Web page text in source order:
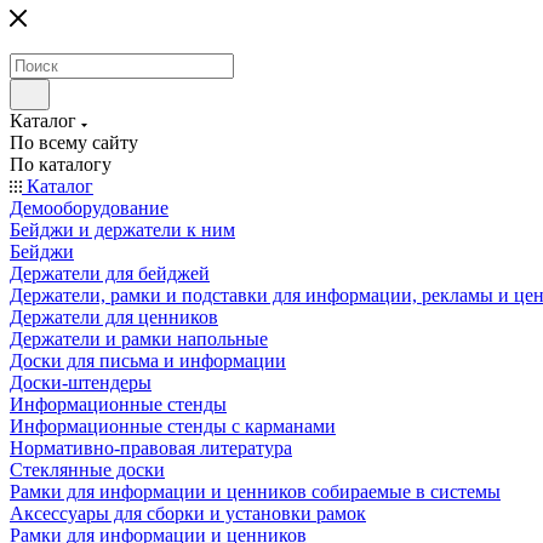
Каталог
По всему сайту
По каталогу
Каталог
Демооборудование
Бейджи и держатели к ним
Бейджи
Держатели для бейджей
Держатели, рамки и подставки для информации, рекламы и
Держатели для ценников
Держатели и рамки напольные
Доски для письма и информации
Доски-штендеры
Информационные стенды
Информационные стенды с карманами
Нормативно-правовая литература
Стеклянные доски
Рамки для информации и ценников собираемые в системы
Аксессуары для сборки и установки рамок
Рамки для информации и ценников